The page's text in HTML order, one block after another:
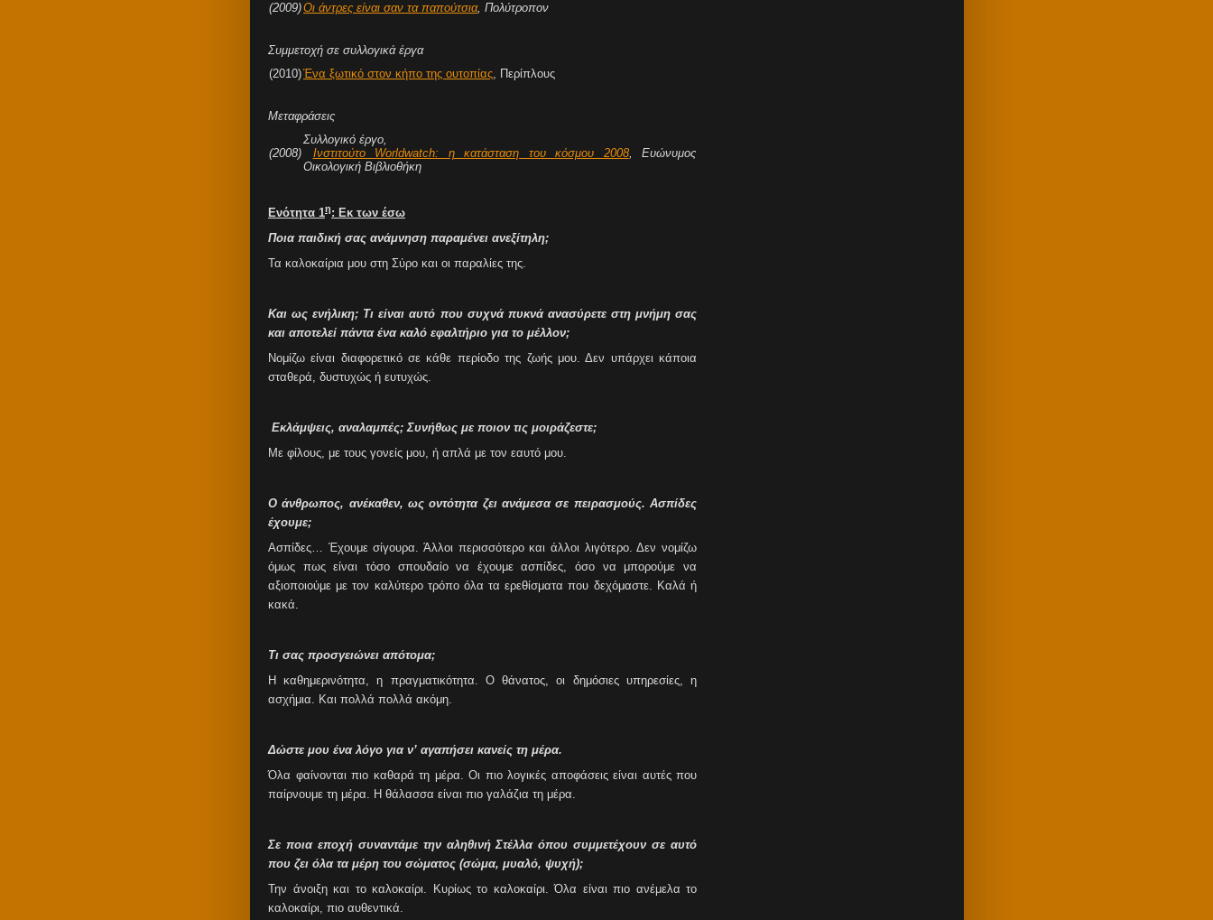
(2009)Οι άντρες είναι σαν τα παπούτσια, Πολύτροπον
Συμμετοχή σε συλλογικά έργα
(2010)Ένα ξωτικό στον κήπο της ουτοπίας, Περίπλους
Μεταφράσεις
(2008)
Συλλογικό έργο,
Ινστιτούτο Worldwatch: η κατάσταση του κόσμου 2008, Ευώνυμος
Οικολογική Βιβλιοθήκη
Ενότητα 1η: Εκ των έσω
Ποια παιδική σας ανάμνηση παραμένει ανεξίτηλη;
Τα καλοκαίρια μου στη Σύρο και οι παραλίες της.
Και ως ενήλικη; Τι είναι αυτό που συχνά πυκνά ανασύρετε στη μνήμη σας
και αποτελεί πάντα ένα καλό εφαλτήριο για το μέλλον;
Νομίζω είναι διαφορετικό σε κάθε περίοδο της ζωής μου. Δεν υπάρχει κάποια
σταθερά, δυστυχώς ή ευτυχώς.
Εκλάμψεις, αναλαμπές; Συνήθως με ποιον τις μοιράζεστε;
Με φίλους, με τους γονείς μου, ή απλά με τον εαυτό μου.
Ο άνθρωπος, ανέκαθεν, ως οντότητα ζει ανάμεσα σε πειρασμούς. Ασπίδες
έχουμε;
Ασπίδες… Έχουμε σίγουρα. Άλλοι περισσότερο και άλλοι λιγότερο. Δεν νομίζω
όμως πως είναι τόσο σπουδαίο να έχουμε ασπίδες, όσο να μπορούμε να
αξιοποιούμε με τον καλύτερο τρόπο όλα τα ερεθίσματα που δεχόμαστε. Καλά ή
κακά.
Τι σας προσγειώνει απότομα;
Η καθημερινότητα, η πραγματικότητα. Ο θάνατος, οι δημόσιες υπηρεσίες, η
ασχήμια. Και πολλά πολλά ακόμη.
Δώστε μου ένα λόγο για ν’ αγαπήσει κανείς τη μέρα.
Όλα φαίνονται πιο καθαρά τη μέρα. Οι πιο λογικές αποφάσεις είναι αυτές που
παίρνουμε τη μέρα. Η θάλασσα είναι πιο γαλάζια τη μέρα.
Σε ποια εποχή συναντάμε την αληθινή Στέλλα όπου συμμετέχουν σε αυτό
που ζει όλα τα μέρη του σώματος (σώμα, μυαλό, ψυχή);
Την άνοιξη και το καλοκαίρι. Κυρίως το καλοκαίρι. Όλα είναι πιο ανέμελα το
καλοκαίρι, πιο αυθεντικά.